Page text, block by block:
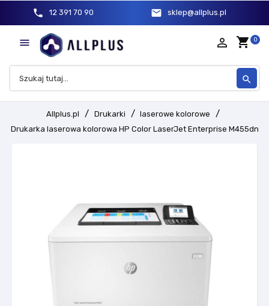
phone 12 391 70 90 mail sklep@allplus.pl
 shopping_cart 0
person_outline
search
Allplus.pl Drukarki
laserowe kolorowe
Drukarka laserowa kolorowa HP Color LaserJet Enterprise M455dn